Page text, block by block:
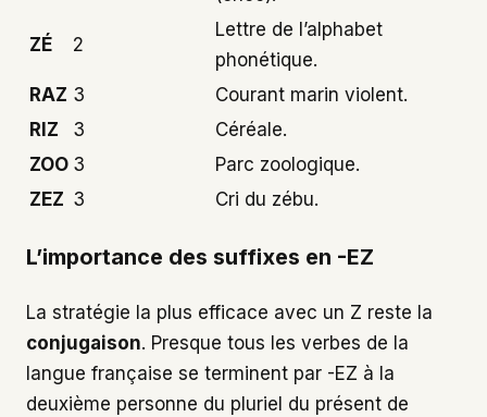
ZÉ 2
Lettre de l’alphabet
phonétique.
RAZ 3
Courant marin violent.
RIZ
3
Céréale.
ZOO 3
Parc zoologique.
ZEZ 3 Cri du zébu.
L’importance des suffixes en -EZ
La stratégie la plus efficace avec un Z reste la
conjugaison. Presque tous les verbes de la
langue française se terminent par -EZ à la
deuxième personne du pluriel du présent de